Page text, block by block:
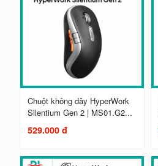
Chuột không dây HyperWork
Silentium Gen 2 | MS01.G2...
529.000 đ